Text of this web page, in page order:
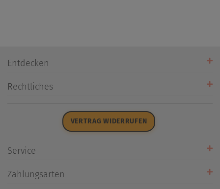
Entdecken
Öffnungszeiten
Rechtliches
VERTRAG WIDERRUFEN
Service
Rückrufservice
Zahlungsarten